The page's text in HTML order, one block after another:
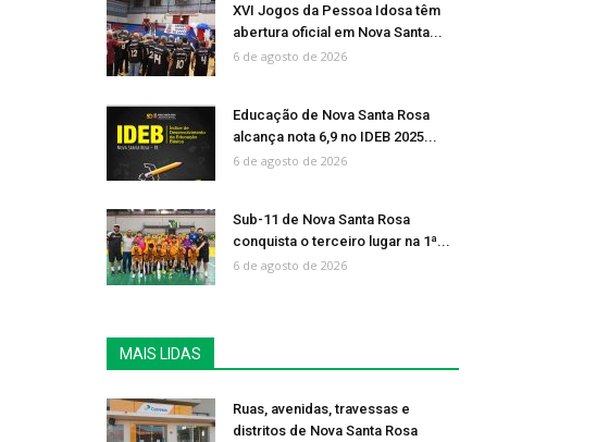
XVI Jogos da Pessoa Idosa têm
abertura oficial em Nova Santa...
6 de agosto de 2026
Educação de Nova Santa Rosa
alcança nota 6,9 no IDEB 2025...
6 de agosto de 2026
Sub-11 de Nova Santa Rosa
conquista o terceiro lugar na 1ª...
6 de agosto de 2026
MAIS LIDAS
Ruas, avenidas, travessas e
distritos de Nova Santa Rosa